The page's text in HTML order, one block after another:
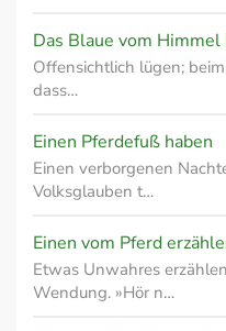
Das Blaue vom Himmel
Offensichtlich lügen;
dass…
Einen Pferdefuß haben
Einen verborgenen
Volksglauben t…
Einen vom Pferd
Etwas Unwahres
Wendung. »Hör n…